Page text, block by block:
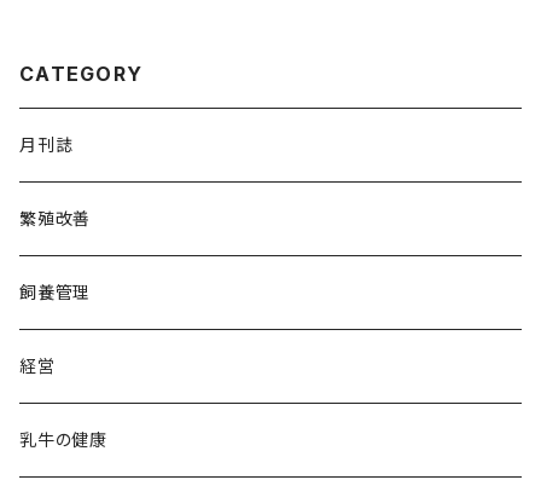
CATEGORY
月刊誌
繁殖改善
飼養管理
経営
乳牛の健康